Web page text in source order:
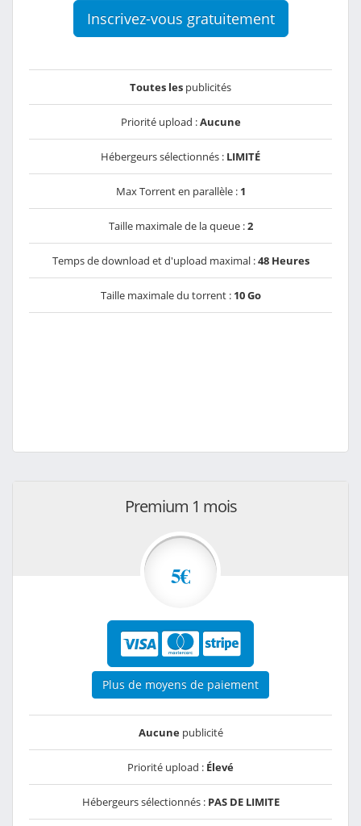
Inscrivez-vous gratuitement
Toutes les publicités
Priorité upload :Aucune
Hébergeurs sélectionnés : LIMITÉ
Max Torrent en parallèle : 1
Taille maximale de la queue :2
Temps de download et d'upload maximal :48 Heures
Taille maximale du torrent : 10 Go
Premium 1 mois
5€
Plus de moyens de paiement
Aucunepublicité
Priorité upload : Élevé
Hébergeurs sélectionnés : PAS DE LIMITE